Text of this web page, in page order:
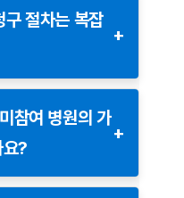
별도로 작성해야 할
템이 없어 고객이 직접
있습니다.
병원 리스트를 실손24
절차는 복잡
+
직접 서류를
거로울 수 있습니다.
역서 등의 서류를 병
참여 병원의 가
?
+
템을 통해 진료비